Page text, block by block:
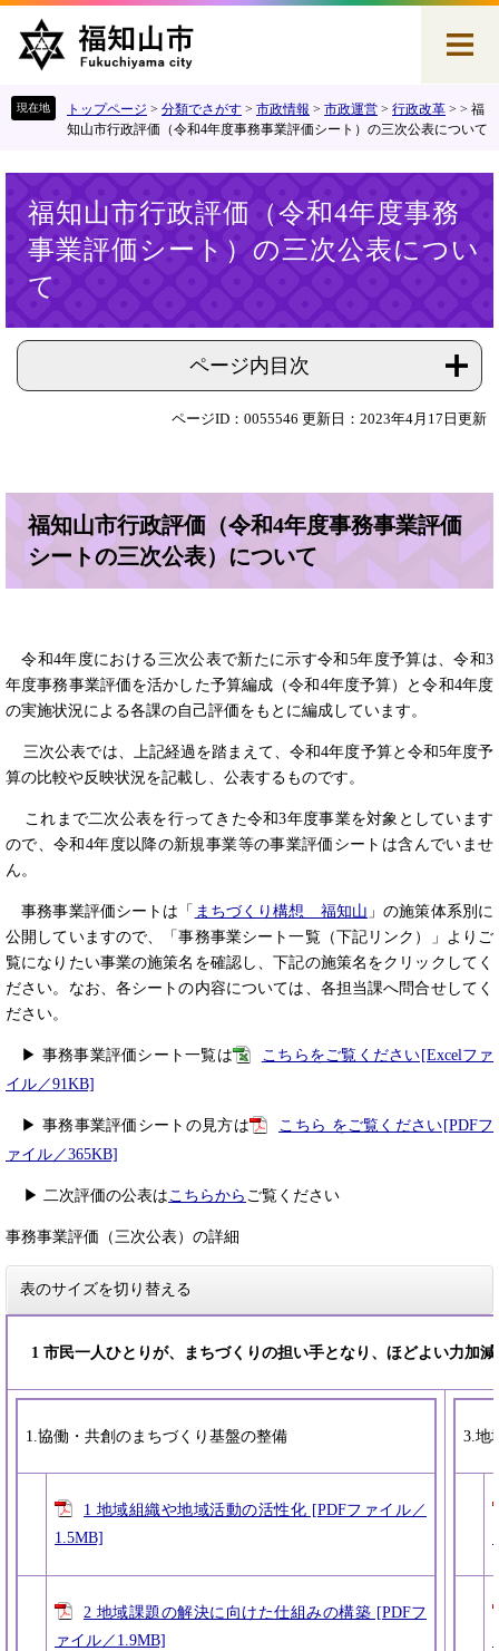
す
し
トップページ > 分類でさがす > 市政情報 > 市政運営 > 行政改革 > > 福
知山市行政評価（令和4年度事務事業評価シート）の三次公表について
福知山市行政評価（令和4年度事務
事業評価シート）の三次公表につい
て
ページ内目次
ページID：0055546 更新日：2023年4月17日更新
福知山市行政評価（令和4年度事務事業評価
シートの三次公表）について
令和4年度における三次公表で新たに示す令和5年度予算は、令和3
年度事務事業評価を活かした予算編成（令和4年度予算）と令和4年度
の実施状況による各課の自己評価をもとに編成しています。
三次公表では、上記経過を踏まえて、令和4年度予算と令和5年度予
算の比較や反映状況を記載し、公表するものです。
これまで二次公表を行ってきた令和3年度事業を対象としています
ので、令和4年度以降の新規事業等の事業評価シートは含んでいませ
ん。
事務事業評価シートは「 まちづくり構想 福知山 」の施策体系別に
公開していますので、「事務事業シート一覧（下記リンク）」よりご
覧になりたい事業の施策名を確認し、下記の施策名をクリックしてく
ださい。なお、各シートの内容については、各担当課へ問合せしてく
ださい。
▶ 事務事業評価シート一覧は
こちらをご覧ください[Excelファ
イル／91KB]
▶ 事務事業評価シートの見方は
こちら をご覧ください[PDFフ
ァイル／365KB]
▶ 二次評価の公表は こちらから ご覧ください
事務事業評価（三次公表）の詳細
表のサイズを切り替える
1 市民一人ひとりが、まちづくりの担い手となり、ほどよい力加
1.協働・共創のまちづくり基盤の整備
1 地域組織や地域活動の活性化 [PDFファイル／
1.5MB]
2 地域課題の解決に向けた仕組みの構築 [PDFフ
ァイル／1.9MB]
3.地